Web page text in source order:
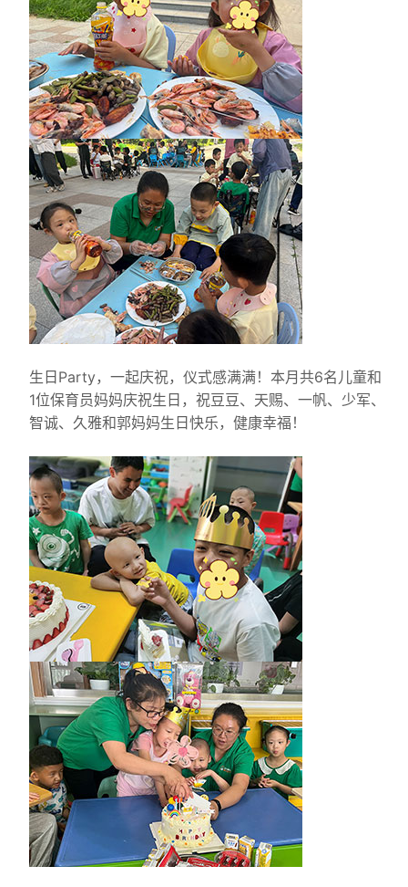
生日Party，一起庆祝，仪式感满满！本月共6名儿童和
1位保育员妈妈庆祝生日，祝豆豆、天赐、一帆、少军、
智诚、久雅和郭妈妈生日快乐，健康幸福！